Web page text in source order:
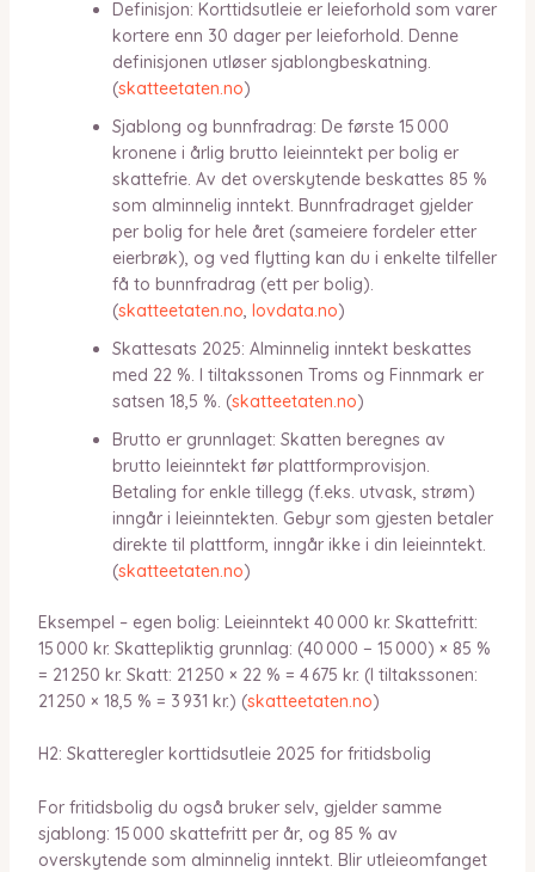
Definisjon: Korttidsutleie er leieforhold som varer
kortere enn 30 dager per leieforhold. Denne
definisjonen utløser sjablongbeskatning.
(skatteetaten.no)
Sjablong og bunnfradrag: De første 15 000
kronene i årlig brutto leieinntekt per bolig er
skattefrie. Av det overskytende beskattes 85 %
som alminnelig inntekt. Bunnfradraget gjelder
per bolig for hele året (sameiere fordeler etter
eierbrøk), og ved flytting kan du i enkelte tilfeller
få to bunnfradrag (ett per bolig).
(skatteetaten.no, lovdata.no)
Skattesats 2025: Alminnelig inntekt beskattes
med 22 %. I tiltakssonen Troms og Finnmark er
satsen 18,5 %. (skatteetaten.no)
Brutto er grunnlaget: Skatten beregnes av
brutto leieinntekt før plattformprovisjon.
Betaling for enkle tillegg (f.eks. utvask, strøm)
inngår i leieinntekten. Gebyr som gjesten betaler
direkte til plattform, inngår ikke i din leieinntekt.
(skatteetaten.no)
Eksempel – egen bolig: Leieinntekt 40 000 kr. Skattefritt:
15 000 kr. Skattepliktig grunnlag: (40 000 − 15 000) × 85 %
= 21 250 kr. Skatt: 21 250 × 22 % = 4 675 kr. (I tiltakssonen:
21 250 × 18,5 % = 3 931 kr.) (skatteetaten.no)
H2: Skatteregler korttidsutleie 2025 for fritidsbolig
For fritidsbolig du også bruker selv, gjelder samme
sjablong: 15 000 skattefritt per år, og 85 % av
overskytende som alminnelig inntekt. Blir utleieomfanget